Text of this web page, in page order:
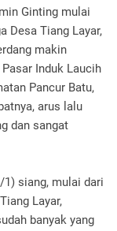
Ginting mulai
Desa Tiang Layar,
makin
Induk Laucih
Pancur Batu,
arus lalu
dan sangat
1) siang, mulai dari
Layar,
banyak yang